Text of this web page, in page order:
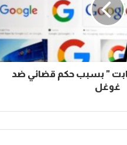
" بسبب حكم قضائي ضد
غوغل